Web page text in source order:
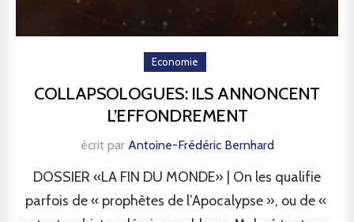
Economie
COLLAPSOLOGUES: ILS ANNONCENT
L’EFFONDREMENT
écrit par Antoine-Frédéric Bernhard
DOSSIER «LA FIN DU MONDE» | On les qualifie
parfois de « prophètes de l’Apocalypse », ou de «